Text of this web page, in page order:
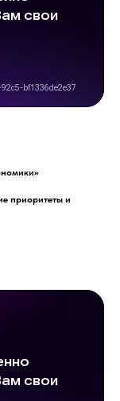
приоритеты и